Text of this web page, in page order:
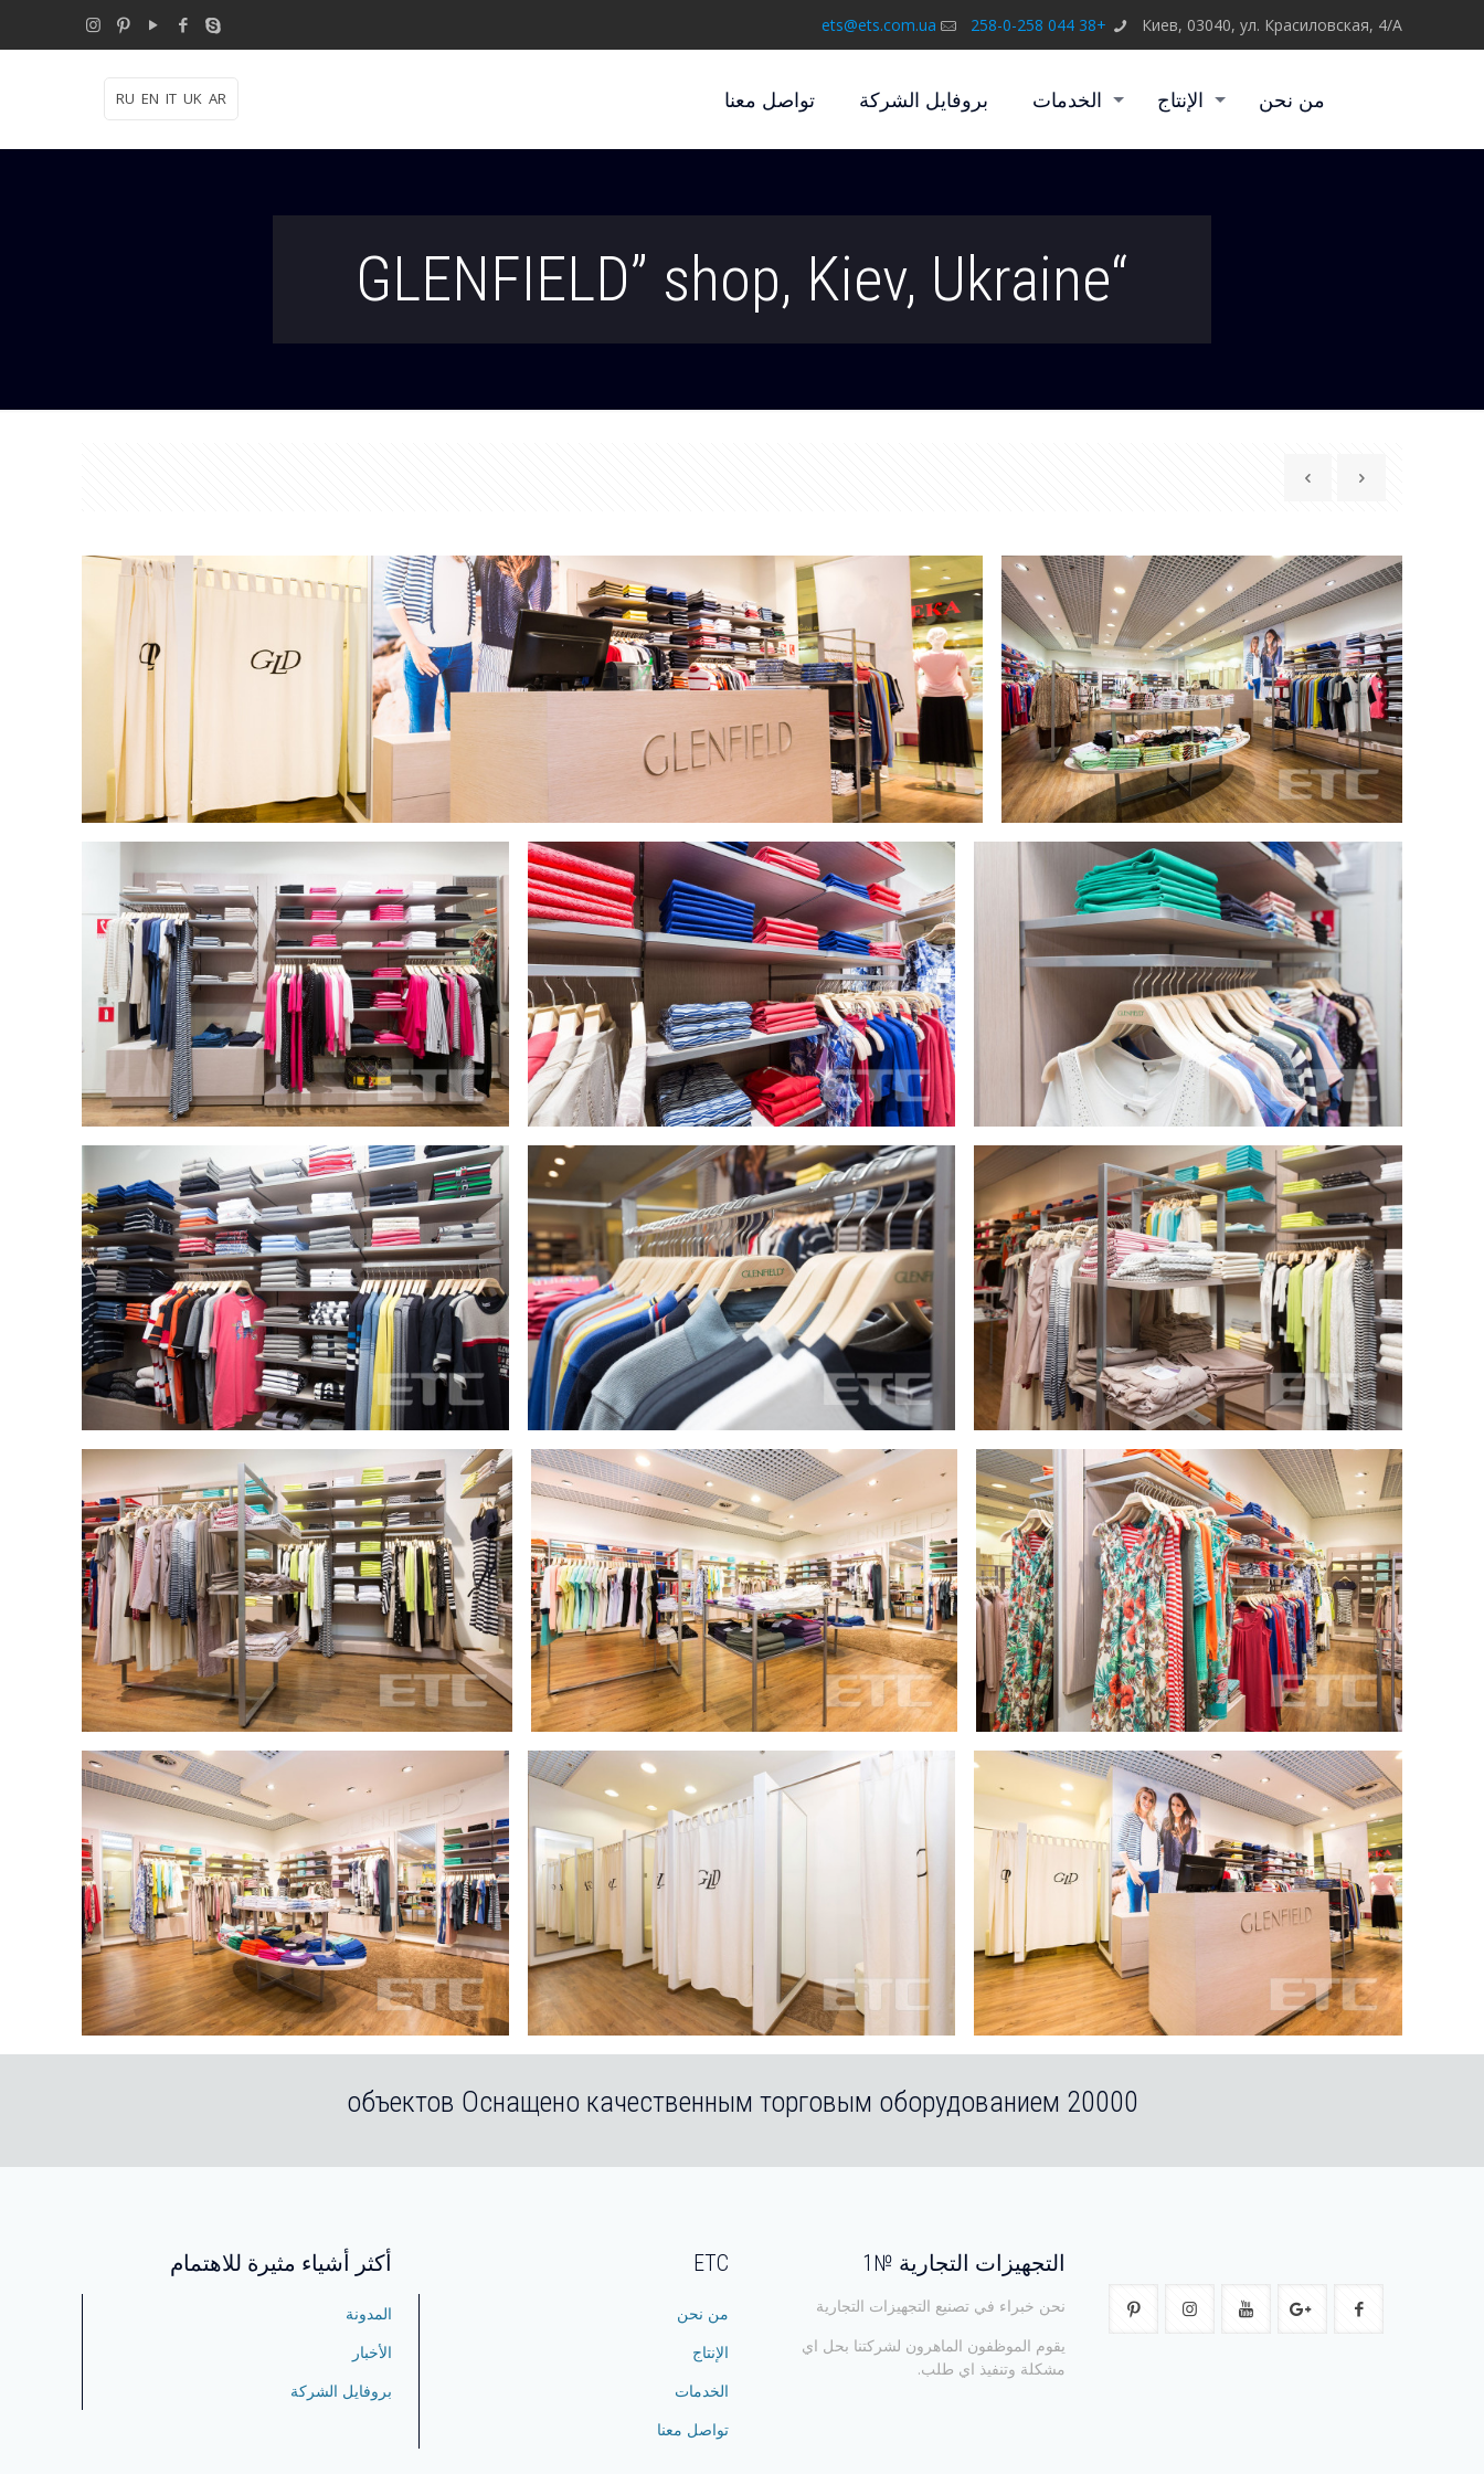
Киев, 03040, ул. Красиловская, 4/А
+38 044 258-0-258
ets@ets.com.ua
من نحن الإنتاج الخدمات بروفايل الشركة تواصل معنا RU EN IT UK AR
“GLENFIELD” shop, Kiev, Ukraine
20000 объектов Оснащено качественным торговым оборудованием
التجهيزات التجارية №1
نحن خبراء في تصنيع التجهيزات التجارية
يقوم الموظفون الماهرون لشركتنا بحل اي
مشكلة وتنفيذ اي طلب.
ETC
من نحن
الإنتاج
الخدمات
تواصل معنا
أكثر أشياء مثيرة للاهتمام
المدونة
الأخبار
بروفايل الشركة